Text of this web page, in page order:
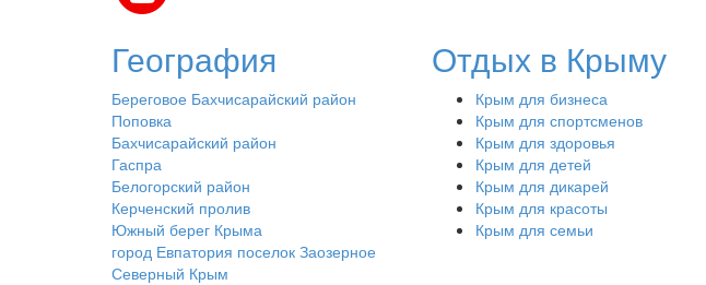
География
Береговое Бахчисарайский район
Поповка
Бахчисарайский район
Гаспра
Белогорский район
Керченский пролив
Южный берег Крыма
город Евпатория поселок Заозерное
Северный Крым
Отдых в Крыму
Крым для бизнеса
Крым для спортсменов
Крым для здоровья
Крым для детей
Крым для дикарей
Крым для красоты
Крым для семьи